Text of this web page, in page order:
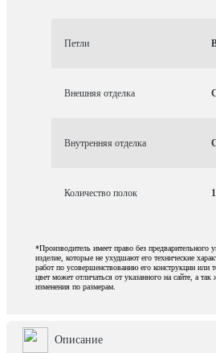
Петли
Внешняя отделка
Внутренняя отделка
Количество полок 1
*Производитель имеет право без предварительного
изделие, которые не ухудшают его технические
работ по усовершенствованию его конструкции или
цвет может отличаться от указанного на сайте, а
изменения по размерам.
Описание